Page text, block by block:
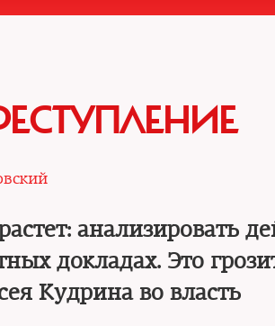
анализировать
докладах. Это
Кудрина во власть